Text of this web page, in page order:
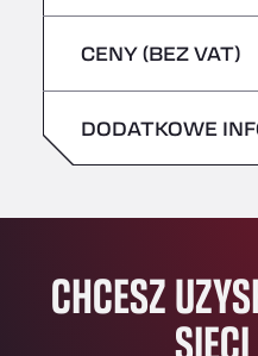
All 4 Trucks
Klaverbladstaat 21,
American Truck
Av. des Etats-Unis 90,
Aut. A4 Salida 288
AP7 Salida 2, C/
Andamur Pamplona
A-15 Salida Imarcoain,
sobota –
sobota –
niebezpieczne/ADR
CENY (BEZ VAT)
DODATKOWE
CHCESZ
SIECI